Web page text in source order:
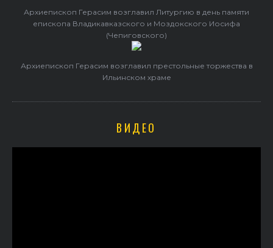
Архиепископ Герасим возглавил Литургию в день памяти
епископа Владикавказского и Моздокского Иосифа
(Чепиговского)
Архиепископ Герасим возглавил престольные торжества в
Ильинском храме
ВИДЕО